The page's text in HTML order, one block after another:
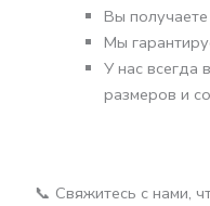
Вы получаете
Мы
У нас всегда
размеров и
📞 Свяжитесь с нами,